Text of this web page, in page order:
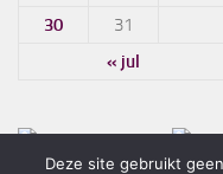
30
31
« jul
Deze site gebruikt